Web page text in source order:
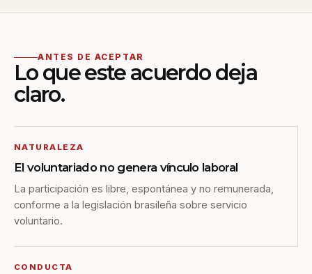
ANTES DE ACEPTAR
Lo que este acuerdo deja
claro.
NATURALEZA
El voluntariado no genera vínculo laboral
La participación es libre, espontánea y no remunerada,
conforme a la legislación brasileña sobre servicio
voluntario.
CONDUCTA